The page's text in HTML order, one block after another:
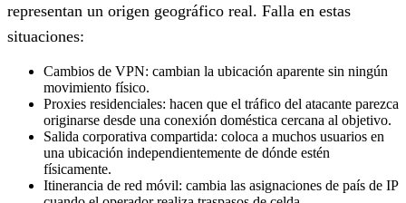
representan un origen geográfico real. Falla en estas
situaciones:
Cambios de VPN: cambian la ubicación aparente sin ningún
movimiento físico.
Proxies residenciales: hacen que el tráfico del atacante parezca
originarse desde una conexión doméstica cercana al objetivo.
Salida corporativa compartida: coloca a muchos usuarios en
una ubicación independientemente de dónde estén
físicamente.
Itinerancia de red móvil: cambia las asignaciones de país de IP